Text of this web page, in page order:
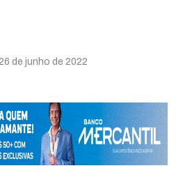
de junho de 2022